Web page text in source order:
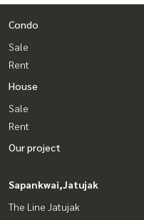
Condo
Sale
Rent
House
Sale
Rent
Our project
Sapankwai,Jatujak
The Line Jatujak